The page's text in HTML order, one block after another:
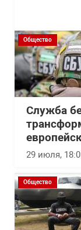
Общество
Служба
29 июля,
Общество